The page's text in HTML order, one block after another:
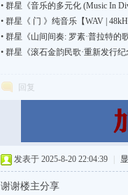
• 群星《音乐的多元化 (Music In
• 群星《 门 》纯音乐【WAV |
• 群星《山间间奏: 罗素·普拉特的
• 群星《滚石金韵民歌·重新发行
回复
发表于 2025-8-20 22:04:39
谢谢楼主分享